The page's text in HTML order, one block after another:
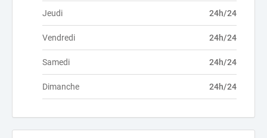
Jeudi 24h/24
Vendredi 24h/24
Samedi 24h/24
Dimanche 24h/24